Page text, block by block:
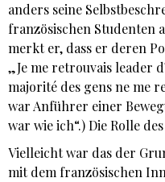
anders seine
französischen Studenten
merkt er, dass er deren
„Je me retrouvais leader
majorité des gens ne me
war Anführer einer
war wie ich“.) Die Rolle
Vielleicht war das der
mit dem französischen